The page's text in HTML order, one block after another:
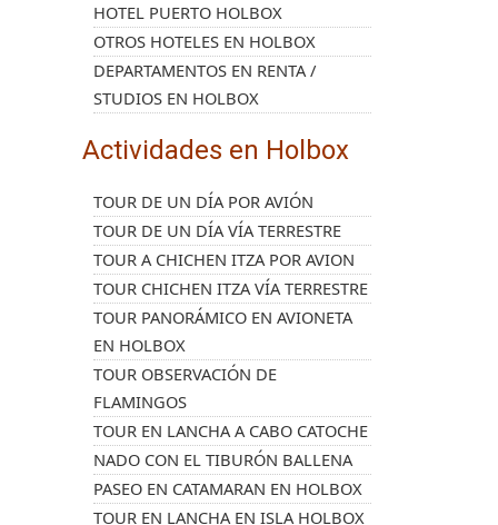
HOTEL PUERTO HOLBOX
OTROS HOTELES EN HOLBOX
DEPARTAMENTOS EN RENTA /
STUDIOS EN HOLBOX
Actividades en Holbox
TOUR DE UN DÍA POR AVIÓN
TOUR DE UN DÍA VÍA TERRESTRE
TOUR A CHICHEN ITZA POR AVION
TOUR CHICHEN ITZA VÍA TERRESTRE
TOUR PANORÁMICO EN AVIONETA
EN HOLBOX
TOUR OBSERVACIÓN DE
FLAMINGOS
TOUR EN LANCHA A CABO CATOCHE
NADO CON EL TIBURÓN BALLENA
PASEO EN CATAMARAN EN HOLBOX
TOUR EN LANCHA EN ISLA HOLBOX